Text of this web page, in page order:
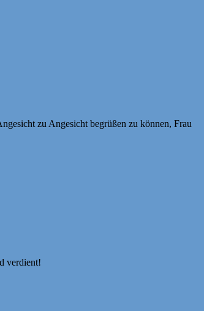
zu Angesicht begrüßen zu können, Frau
verdient!